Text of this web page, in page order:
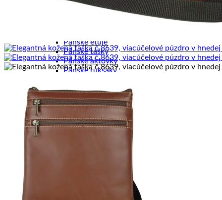
Dámske peňaženky
Kožené púzdra na karty
Pánske etuje
Pánske tašky
Pánske aktovky
Pánske ruksaky
Pánske spisovky
Pánske zápisníky
Pánske peňaženky
Kožené púzdra na karty
Kancelária a cestovanie